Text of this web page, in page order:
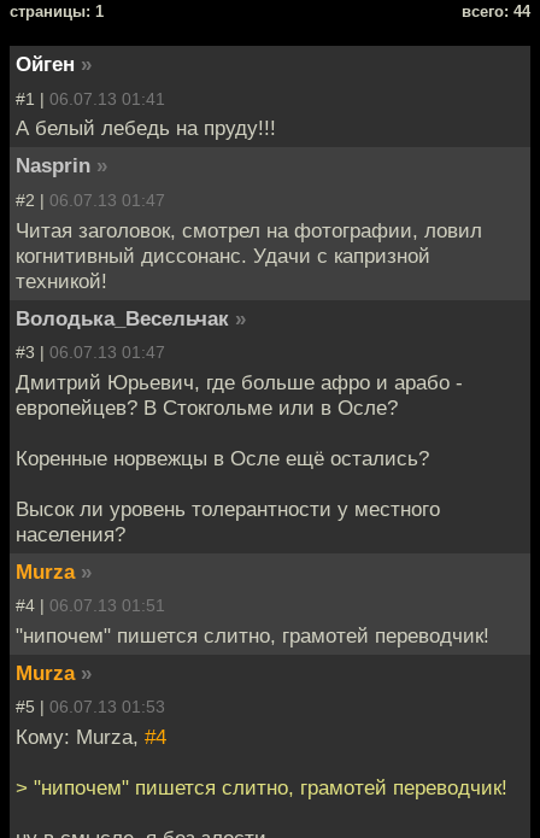
cтраницы: 1 всего: 44
Ойген »
#1 | 06.07.13 01:41
А белый лебедь на пруду!!!
Nasprin »
#2 | 06.07.13 01:47
Читая заголовок, смотрел на фотографии, ловил
когнитивный диссонанс. Удачи с капризной
техникой!
Володька_Весельчак »
#3 | 06.07.13 01:47
Дмитрий Юрьевич, где больше афро и арабо -
европейцев? В Стокгольме или в Осле?
Коренные норвежцы в Осле ещё остались?
Высок ли уровень толерантности у местного
населения?
Murza »
#4 | 06.07.13 01:51
"нипочем" пишется слитно, грамотей переводчик!
Murza »
#5 | 06.07.13 01:53
Кому: Murza, #4
> "нипочем" пишется слитно, грамотей переводчик!